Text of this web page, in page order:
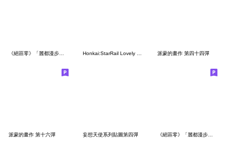
派蒙的畫作 第四十四彈
派蒙的畫作 第十六彈 妄想天使系列貼圖第四彈 《絕區零》「麗都漫步」系列貼圖第一彈